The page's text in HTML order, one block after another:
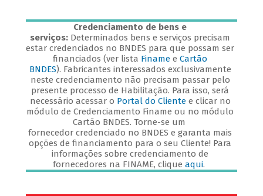
Credenciamento de bens e
serviços: Determinados bens e serviços precisam
estar credenciados no BNDES para que possam ser
financiados (ver lista Finame eCartão
BNDES). Fabricantes interessados exclusivamente
neste credenciamento não precisam passar pelo
presente processo de Habilitação. Para isso, será
necessário acessar o Portal do Cliente e clicar no
módulo de Credenciamento Finame ou no módulo
Cartão BNDES. Torne-se um
fornecedor credenciado no BNDES e garanta mais
opções de financiamento para o seu Cliente! Para
informações sobre credenciamento de
fornecedores na FINAME, cliqueaqui.